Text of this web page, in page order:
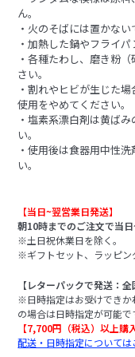
ん。
・火のそばには置かない
・加熱した鍋やフライ
・各種たわし、磨き粉
さい。
・割れやヒビが生じた
使用をやめてください。
・塩素系漂白剤は黄ば
い。
・使用後は食器用中性
い。
【当日~翌営業日発送】
朝10時までのご注文で当
※土日祝休業日を除く。
※ギフトセット、ラッピン
【レターパックで発送：
※日時指定はお受けできか
の場合は日時指定が可能で
【7,700円（税込）以上購
配送・日時指定については